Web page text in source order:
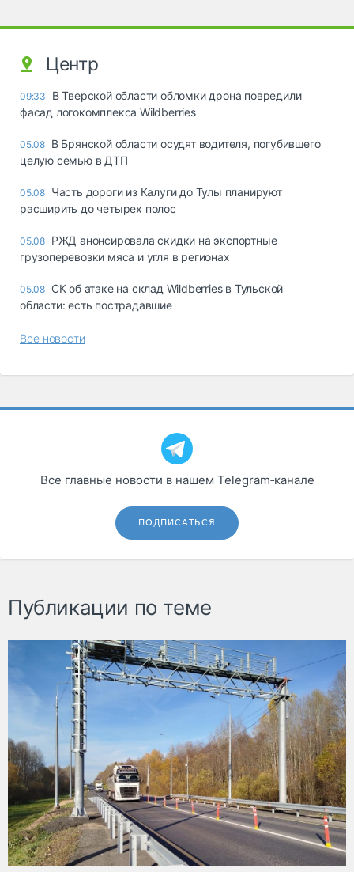
Центр
09:33
В Тверской области обломки дрона повредили
фасад логокомплекса Wildberries
05.08 В Брянской области осудят водителя, погубившего
целую семью в ДТП
05.08 Часть дороги из Калуги до Тулы планируют
расширить до четырех полос
05.08 РЖД анонсировала скидки на экспортные
грузоперевозки мяса и угля в регионах
05.08 СК об атаке на склад Wildberries в Тульской
области: есть пострадавшие
Все новости
Все главные новости в нашем Telegram‑канале
ПОДПИСАТЬСЯ
Публикации по теме